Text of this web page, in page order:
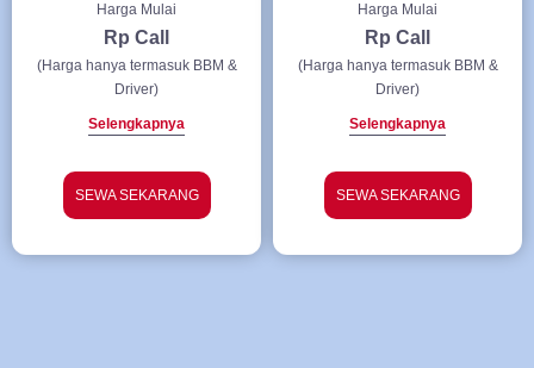
Harga Mulai
Rp Call
(Harga hanya termasuk BBM &
Driver)
Selengkapnya
SEWA SEKARANG
Harga Mulai
Rp Call
(Harga hanya termasuk BBM &
Driver)
Selengkapnya
SEWA SEKARANG